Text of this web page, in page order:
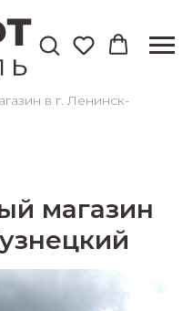
в г. Ленинск-
магазин